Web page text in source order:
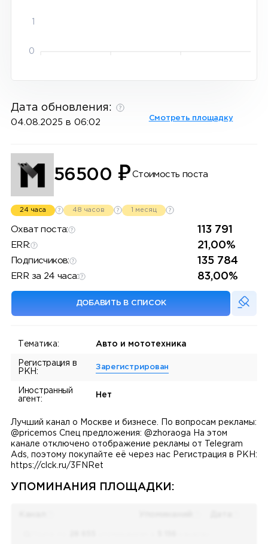
1
0
Дата обновления:
04.08.2025 в 06:02 Смотреть площадку
56500 ₽ Стоимость поста
24 часа 48 часов 1 месяц
Охват поста: 113 791
ERR: 21,00%
Подписчиков: 135 784
ERR за 24 часа: 83,00%
ДОБАВИТЬ В СПИСОК
Тематика: Авто и мототехника
Регистрация в
РКН:
Зарегистрирован
Иностранный
агент:
Нет
Лучший канал о Москве и бизнесе. По вопросам рекламы:
@pricemos Спец предложения: @zhoraoga На этом
канале отключено отображение рекламы от Telegram
Ads, поэтому покупайте её через нас Регистрация в РКН:
https://clck.ru/3FNRet
УПОМИНАНИЯ ПЛОЩАДКИ: